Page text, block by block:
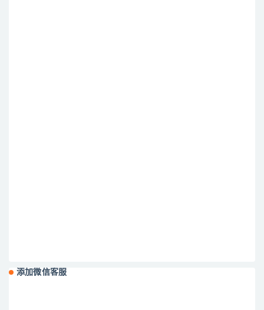
添加微信客服